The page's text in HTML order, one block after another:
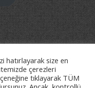
€ 4.000,00
hatırlayarak size en
çerezleri
tıklayarak TÜM